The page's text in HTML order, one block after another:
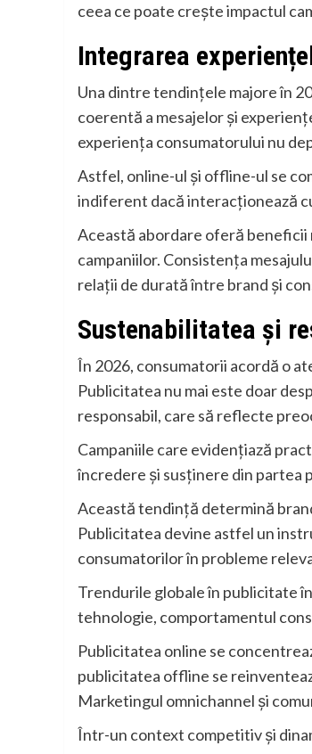
ceea ce poate crește impactul
Integrarea
Una dintre tendințele majore în
coerentă a mesajelor și
experiența consumatorului nu
Astfel, online-ul și offline-ul se
indiferent dacă interacționează
Această abordare oferă
campaniilor. Consistența
relații de durată între brand și
Sustenabilitatea și
În 2026, consumatorii acordă o
Publicitatea nu mai este doar
responsabil, care să reflecte
Campaniile care evidențiază
încredere și susținere din partea
Această tendință determină
Publicitatea devine astfel un
consumatorilor în probleme
Trendurile globale în publicitate
tehnologie, comportamentul
Publicitatea online se
publicitatea offline se
Marketingul omnichannel și
Într-un context competitiv și